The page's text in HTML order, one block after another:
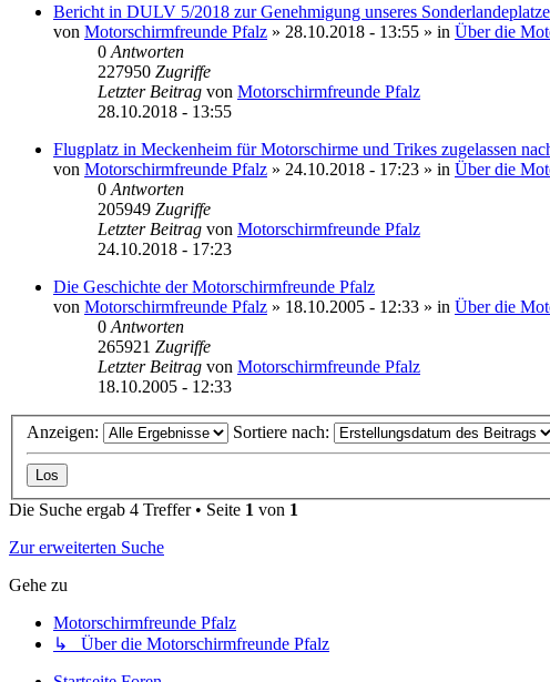
Bericht in DULV 5/2018 zur Genehmigung unseres
von Motorschirmfreunde Pfalz » 28.10.2018 - 13:55 » in Über die
0 Antworten
227950 Zugriffe
Letzter Beitrag von Motorschirmfreunde Pfalz
28.10.2018 - 13:55
Flugplatz in Meckenheim für Motorschirme und Trikes zugelassen
von Motorschirmfreunde Pfalz » 24.10.2018 - 17:23 » in Über die
0 Antworten
205949 Zugriffe
Letzter Beitrag von Motorschirmfreunde Pfalz
24.10.2018 - 17:23
Die Geschichte der Motorschirmfreunde Pfalz
von Motorschirmfreunde Pfalz » 18.10.2005 - 12:33 » in Über die
0 Antworten
265921 Zugriffe
Letzter Beitrag von Motorschirmfreunde Pfalz
18.10.2005 - 12:33
Anzeigen: Sortiere nach:
Die Suche ergab 4 Treffer • Seite 1 von 1
Zur erweiterten Suche
Gehe zu
Motorschirmfreunde Pfalz
↳ Über die Motorschirmfreunde Pfalz